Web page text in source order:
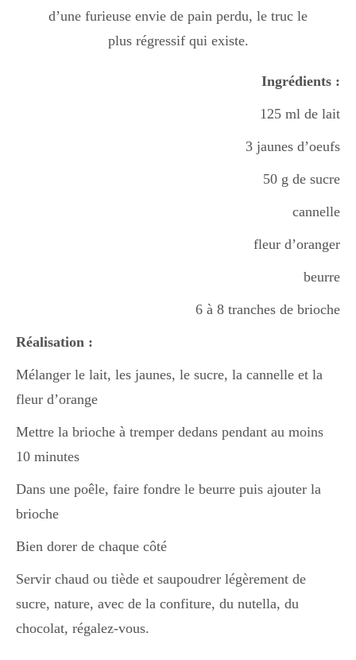
Apéro
Recettes Végétariennes
Resto
Tuto
d’une furieuse envie de pain perdu, le truc le
plus régressif qui existe.
Ingrédients :
125 ml de lait
3 jaunes d’oeufs
50 g de sucre
cannelle
fleur d’oranger
beurre
6 à 8 tranches de brioche
Réalisation :
Mélanger le lait, les jaunes, le sucre, la cannelle et la
fleur d’orange
Mettre la brioche à tremper dedans pendant au moins
10 minutes
Dans une poêle, faire fondre le beurre puis ajouter la
brioche
Bien dorer de chaque côté
Servir chaud ou tiède et saupoudrer légèrement de
sucre, nature, avec de la confiture, du nutella, du
chocolat, régalez-vous.